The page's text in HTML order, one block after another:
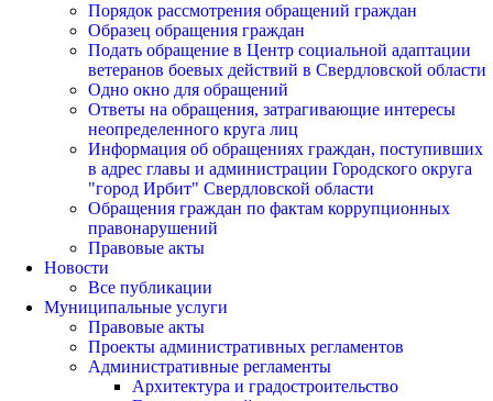
Порядок рассмотрения обращений граждан
Образец обращения граждан
Подать обращение в Центр социальной адаптации
ветеранов боевых действий в Свердловской области
Одно окно для обращений
Ответы на обращения, затрагивающие интересы
неопределенного круга лиц
Информация об обращениях граждан, поступивших
в адрес главы и администрации Городского округа
"город Ирбит" Свердловской области
Обращения граждан по фактам коррупционных
правонарушений
Правовые акты
Новости
Все публикации
Муниципальные услуги
Правовые акты
Проекты административных регламентов
Административные регламенты
Архитектура и градостроительство